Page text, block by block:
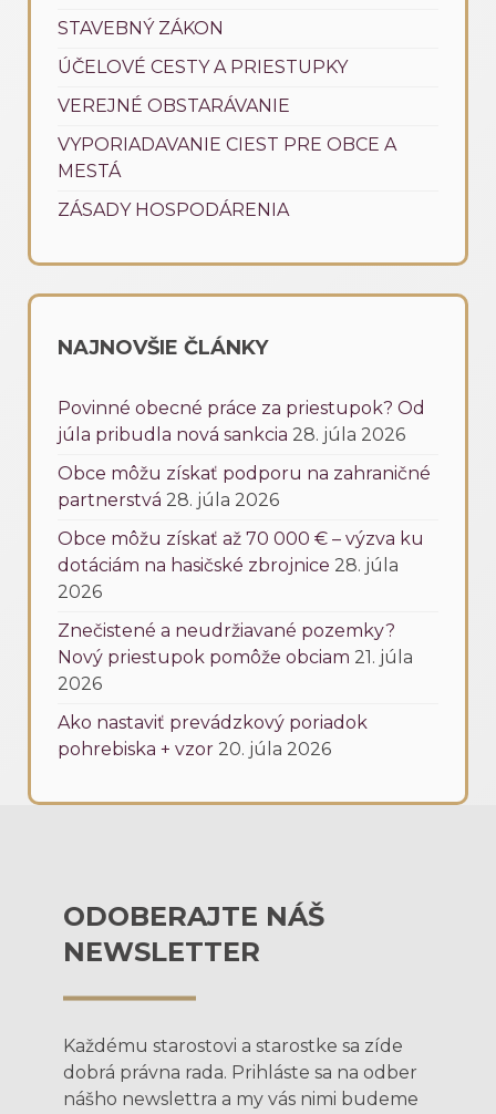
STAVEBNÝ ZÁKON
ÚČELOVÉ CESTY A PRIESTUPKY
VEREJNÉ OBSTARÁVANIE
VYPORIADAVANIE CIEST PRE OBCE A
MESTÁ
ZÁSADY HOSPODÁRENIA
NAJNOVŠIE ČLÁNKY
Povinné obecné práce za priestupok? Od
júla pribudla nová sankcia 28. júla 2026
Obce môžu získať podporu na zahraničné
partnerstvá 28. júla 2026
Obce môžu získať až 70 000 € – výzva ku
dotáciám na hasičské zbrojnice 28. júla
2026
Znečistené a neudržiavané pozemky?
Nový priestupok pomôže obciam 21. júla
2026
Ako nastaviť prevádzkový poriadok
pohrebiska + vzor 20. júla 2026
ODOBERAJTE NÁŠ
NEWSLETTER
Každému starostovi a starostke sa zíde
dobrá právna rada. Prihláste sa na odber
nášho newslettra a my vás nimi budeme